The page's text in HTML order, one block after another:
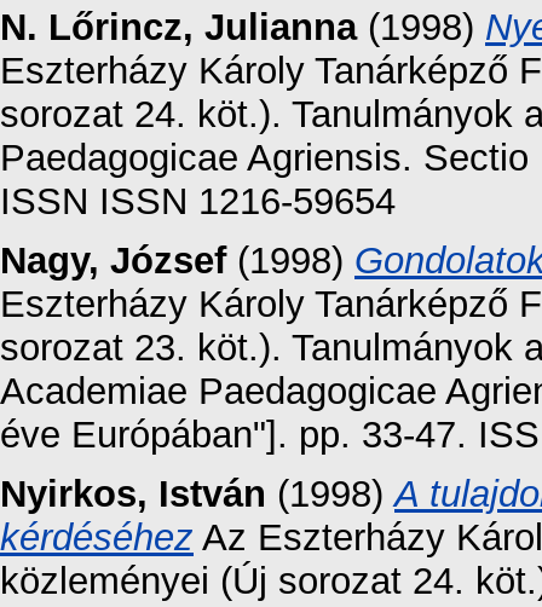
N. Lőrincz, Julianna(1998)
Eszterházy Károly Tanárképző
sorozat 24. köt.). Tanulmányok
Paedagogicae Agriensis.
ISSN ISSN 1216-59654
Nagy, József(1998)
Eszterházy Károly Tanárképző
sorozat 23. köt.). Tanulmányok
Academiae Paedagogicae
éve Európában"]. pp. 33-47.
Nyirkos, István (1998)A
kérdéséhez Az Eszterházy
közleményei (Új sorozat 24.